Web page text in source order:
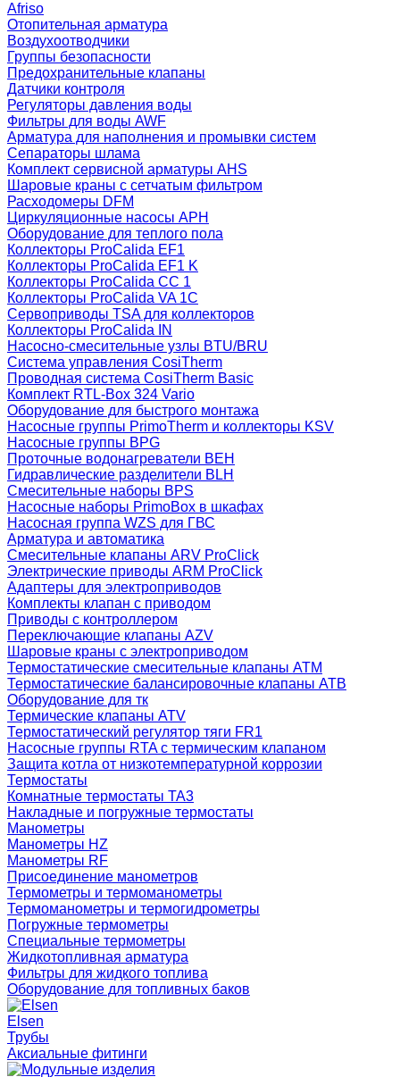
Afriso
Отопительная арматура
Воздухоотводчики
Группы безопасности
Предохранительные клапаны
Датчики контроля
Регуляторы давления воды
Фильтры для воды AWF
Арматура для наполнения и промывки систем
Сепараторы шлама
Комплект сервисной арматуры AHS
Шаровые краны с сетчатым фильтром
Расходомеры DFM
Циркуляционные насосы APH
Оборудование для теплого пола
Коллекторы ProCalida EF1
Коллекторы ProCalida EF1 K
Коллекторы ProCalida CC 1
Коллекторы ProCalida VA 1C
Сервоприводы TSA для коллекторов
Коллекторы ProCalida IN
Насосно-смесительные узлы BTU/BRU
Система управления CosiTherm
Проводная система CosiTherm Basic
Комплект RTL‑Box 324 Vario
Оборудование для быстрого монтажа
Насосные группы PrimoTherm и коллекторы KSV
Насосные группы BPG
Проточные водонагреватели BEH
Гидравлические разделители BLH
Смесительные наборы BPS
Насосные наборы PrimoBox в шкафах
Насосная группа WZS для ГВС
Арматура и автоматика
Смесительные клапаны ARV ProClick
Электрические приводы ARM ProClick
Адаптеры для электроприводов
Комплекты клапан с приводом
Приводы с контроллером
Переключающие клапаны AZV
Шаровые краны с электроприводом
Термостатические смесительные клапаны ATM
Термостатические балансировочные клапаны ATB
Оборудование для тк
Термические клапаны ATV
Термостатический регулятор тяги FR1
Насосные группы RTA с термическим клапаном
Защита котла от низкотемпературной коррозии
Термостаты
Комнатные термостаты TA3
Накладные и погружные термостаты
Манометры
Манометры HZ
Манометры RF
Присоединение манометров
Термометры и термоманометры
Термоманометры и термогидрометры
Погружные термометры
Специальные термометры
Жидкотопливная арматура
Фильтры для жидкого топлива
Оборудование для топливных баков
Elsen
Трубы
Аксиальные фитинги